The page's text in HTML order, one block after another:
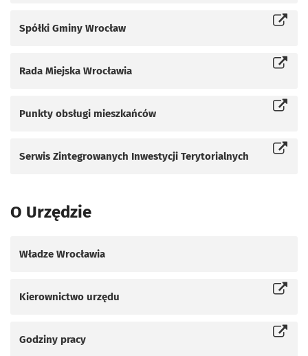
Spółki Gminy Wrocław
Otworzy się w nowej karcie
Rada Miejska Wrocławia
Otworzy się w nowej karcie
Punkty obsługi mieszkańców
Otworzy się w nowej karcie
Serwis Zintegrowanych Inwestycji Terytorialnych
Otworzy się w nowej karcie
O Urzędzie
Władze Wrocławia
Kierownictwo urzędu
Otworzy się w nowej karcie
Godziny pracy
Otworzy się w nowej karcie